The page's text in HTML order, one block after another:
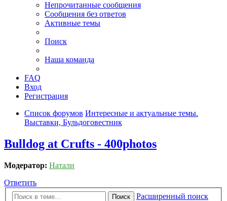
Непрочитанные сообщения
Сообщения без ответов
Активные темы
Поиск
Наша команда
FAQ
Вход
Регистрация
Список форумов Интересные и актуальные темы.
Выставки, Бульдоговестник
Bulldog at Crufts - 400photos
Модератор: Натали
Ответить
Поиск
Расширенный поиск